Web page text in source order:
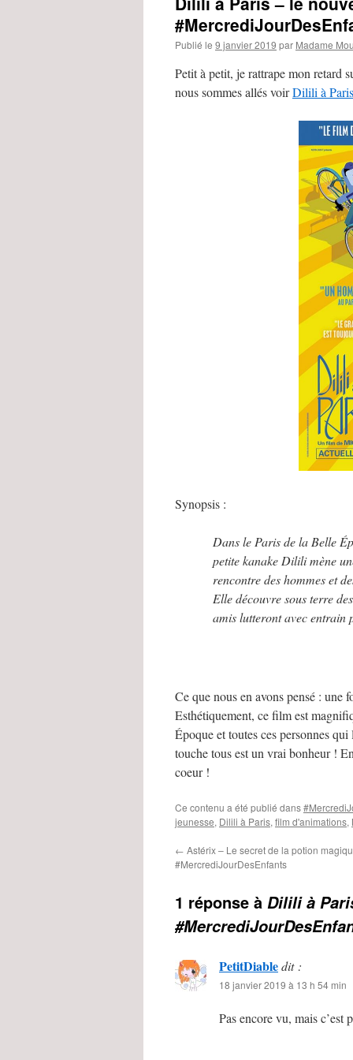
Publié le 9 janvier 2019 par Madame
Petit à petit, je rattrape mon retard
nous sommes allés voirDilili à Paris
Synopsis :
Dans le Paris de la Belle
petite kanake Dilili mène
rencontre des hommes et
Elle découvre sous terre
amis lutteront avec entrain
Ce que nous en avons pensé :
Esthétiquement, ce film est
Époque et toutes ces personnes
touche tous est un vrai bonheur !
coeur !
Ce contenu a été publié dans
jeunesse, Dilili à Paris, film d'animations,
← Astérix – Le secret de la potion
#MercrediJourDesEnfants
1 réponse à Dilili à
PetitDiabledit :
18 janvier 2019 à 13 h 54 min
Pas encore vu, mais c’est